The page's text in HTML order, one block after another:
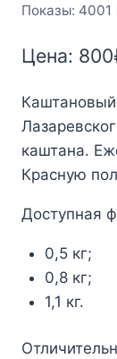
Показы: 4001
Цена: 800
каштана.
Красную
Доступная
0,5 кг;
0,8 кг;
1,1 кг.